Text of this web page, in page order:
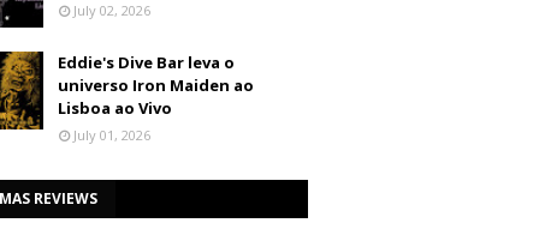
July 02, 2026
Eddie's Dive Bar leva o
universo Iron Maiden ao
Lisboa ao Vivo
July 01, 2026
REVIEWS